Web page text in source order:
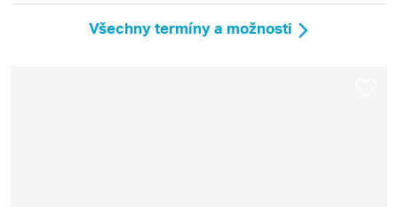
Všechny termíny a možnosti